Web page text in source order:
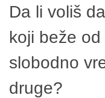
Da li voliš
koji beže
slobodno
druge?